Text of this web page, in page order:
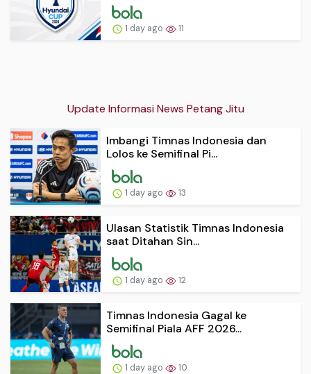
1 day ago 11
Update Informasi News Petang Jitu
Imbangi Timnas Indonesia dan
Lolos ke Semifinal Pi...
1 day ago 13
Ulasan Statistik Timnas Indonesia
saat Ditahan Sin...
1 day ago 12
Timnas Indonesia Gagal ke
Semifinal Piala AFF 2026...
1 day ago 10